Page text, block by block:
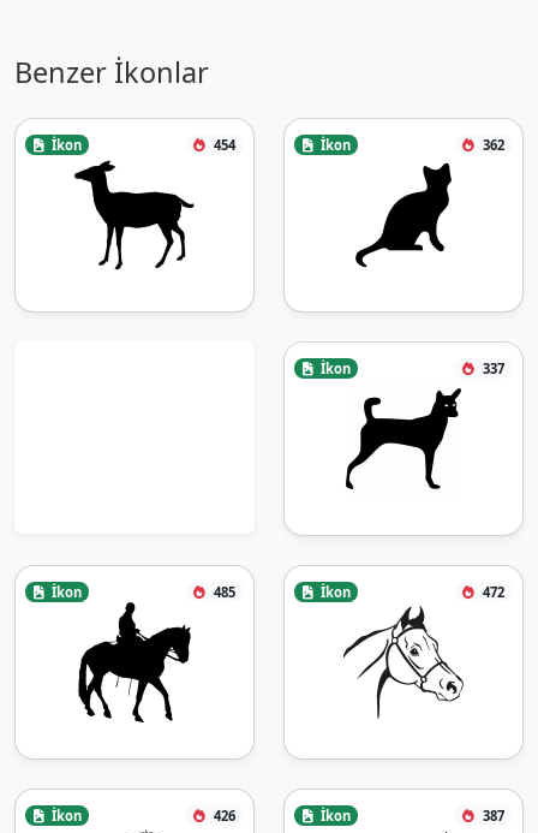
Benzer İkonlar
İkon 454 İkon 362
İkon 337
İkon 485 İkon 472
İkon 426 İkon 387